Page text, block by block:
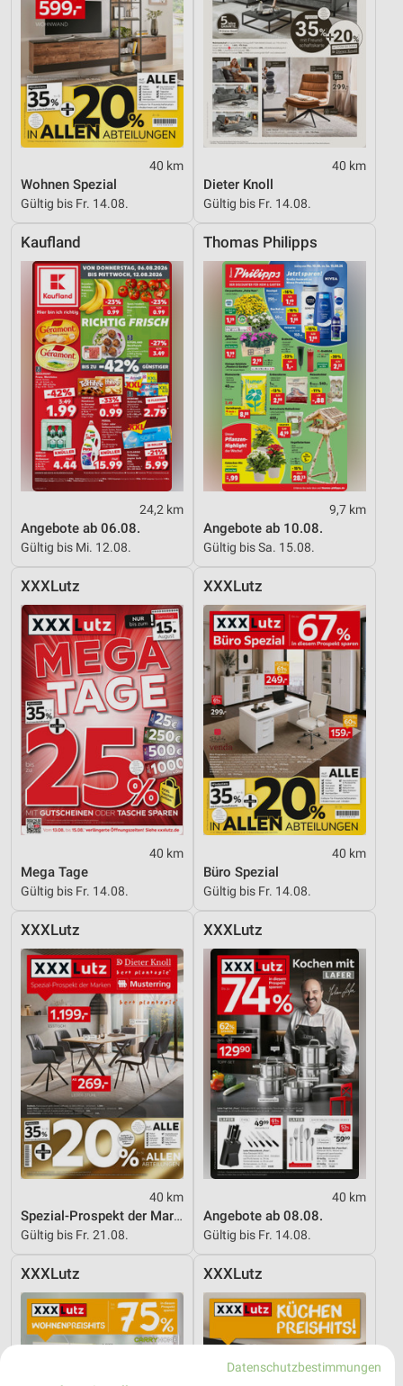
40 km
Wohnen Spezial
Gültig bis Fr. 14.08.
40 km
Dieter Knoll
Gültig bis Fr. 14.08.
Kaufland
24,2 km
Angebote ab 06.08.
Gültig bis Mi. 12.08.
Thomas Philipps
9,7 km
Angebote ab 10.08.
Gültig bis Sa. 15.08.
XXXLutz
40 km
Mega Tage
Gültig bis Fr. 14.08.
XXXLutz
40 km
Büro Spezial
Gültig bis Fr. 14.08.
XXXLutz
40 km
Spezial-Prospekt der Marken
Gültig bis Fr. 21.08.
XXXLutz
40 km
Angebote ab 08.08.
Gültig bis Fr. 14.08.
XXXLutz XXXLutz
Datenschutzbestimmungen